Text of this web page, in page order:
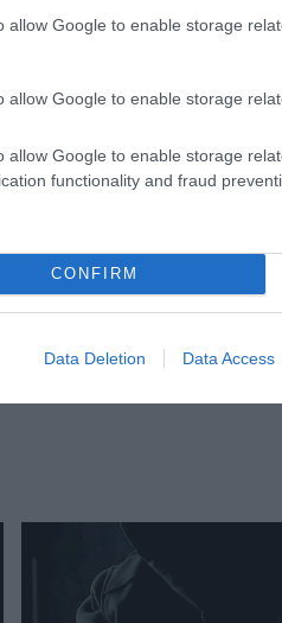
allow Google to enable storage
allow Google to enable storage
allow Google to enable storage
functionality and fraud
CONFIRM
Data Deletion Data Access
Ismeretlen elkövetők nem először
néhány éve telefonon